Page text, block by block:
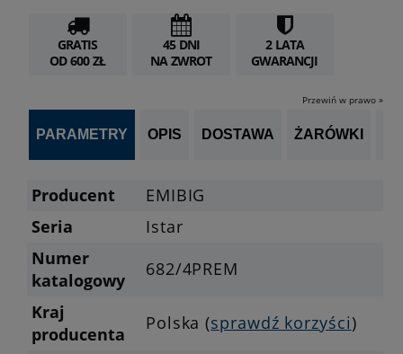
GRATIS
OD 600 ZŁ
45 DNI
NA ZWROT
2 LATA
GWARANCJI
Przewiń w prawo »
PARAMETRY OPIS DOSTAWA ŻARÓWKI
Producent
EMIBIG
Seria
Istar
Numer
katalogowy
682/4PREM
Kraj
producenta
Polska (sprawdź korzyści)